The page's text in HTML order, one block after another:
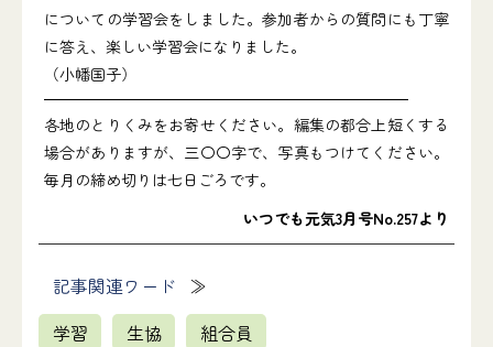
についての学習会をしました。参加者からの質問にも丁寧
に答え、楽しい学習会になりました。
（小幡国子）
各地のとりくみをお寄せください。編集の都合上短くする
場合がありますが、三〇〇字で、写真もつけてください。
毎月の締め切りは七日ごろです。
いつでも元気3月号No.257より
記事関連ワード
学習
生協 組合員